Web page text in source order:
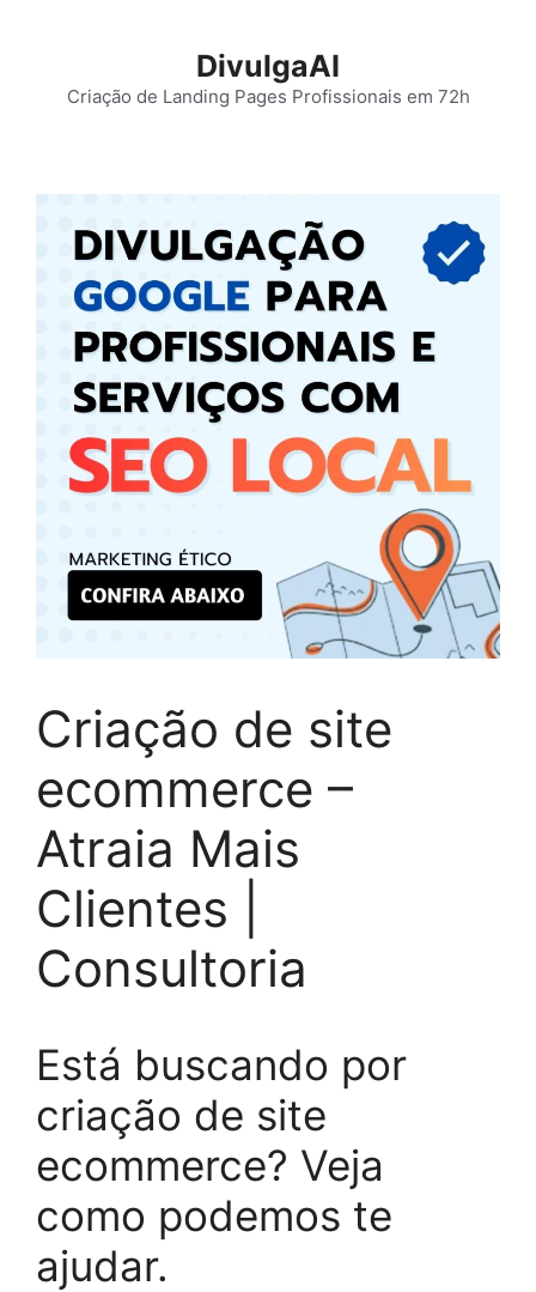
conteúdo
DivulgaAI
Criação de Landing Pages Profissionais em 72h
Criação de site
ecommerce –
Atraia Mais
Clientes |
Consultoria
Está buscando por
criação de site
ecommerce? Veja
como podemos te
ajudar.